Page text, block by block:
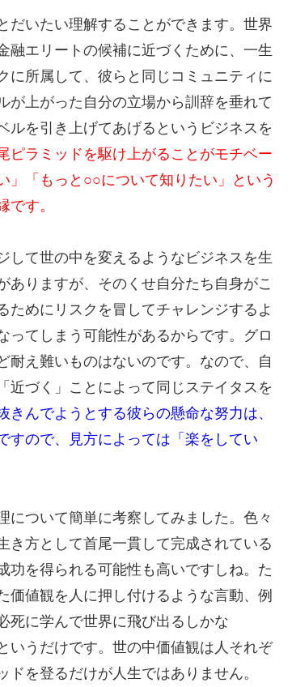
だいたい理解することができます。世界
融エリートの候補に近づくために、一生
に所属して、彼らと同じコミュニティに
が上がった自分の立場から訓辞を垂れて
ルを引き上げてあげるというビジネスを
ピラミッドを駆け上がることがモチベー
」「もっと○○について知りたい」という
す。
して世の中を変えるようなビジネスを生
ありますが、そのくせ自分たち自身がこ
めにリスクを冒してチャレンジするよ
ってしまう可能性があるからです。グロ
耐え難いものはないのです。なので、自
近づく」ことによって同じステイタスを
んでようとする彼らの懸命な努力は、
すので、見方によっては「楽をしてい
について簡単に考察してみました。色々
き方として首尾一貫して完成されている
功を得られる可能性も高いですしね。た
価値観を人に押し付けるような言動、例
死に学んで世界に飛び出るしかな
いうだけです。世の中価値観は人それぞ
を登るだけが人生ではありません。